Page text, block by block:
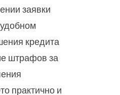
заявки
кредита
штрафов за
практично и